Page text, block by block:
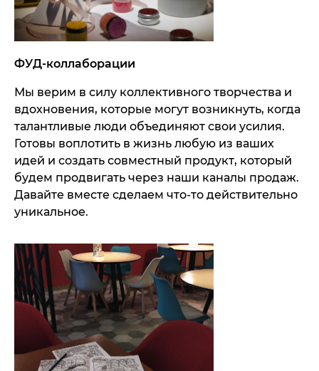
ФУД-коллаборации
Мы верим в силу коллективного творчества и
вдохновения, которые могут возникнуть, когда
талантливые люди объединяют свои усилия.
Готовы воплотить в жизнь любую из ваших
идей и создать совместный продукт, который
будем продвигать через наши каналы продаж.
Давайте вместе сделаем что-то действительно
уникальное.